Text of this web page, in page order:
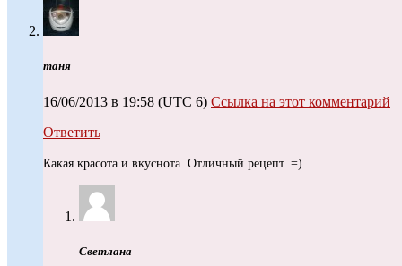
таня
16/06/2013 в 19:58 (UTC 6) Ссылка на этот комментарий
Ответить
Какая красота и вкуснота. Отличный рецепт. =)
Светлана